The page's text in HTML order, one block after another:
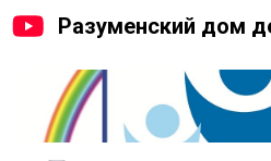
Разуменский дом